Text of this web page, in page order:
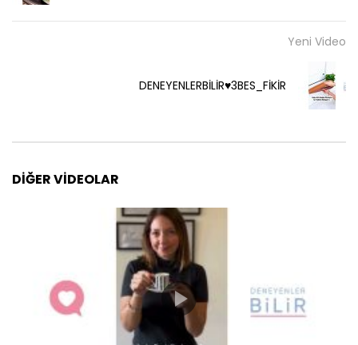
Yeni Video
DENEYENLERBİLİR♥️3BES_FİKİR
DIĞER VIDEOLAR